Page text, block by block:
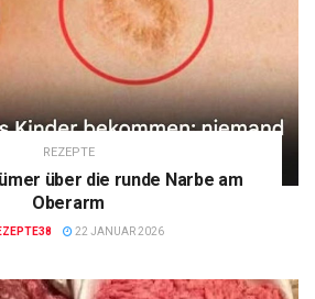
REZEPTE
über die runde Narbe am
Oberarm
22 JANUAR 2026